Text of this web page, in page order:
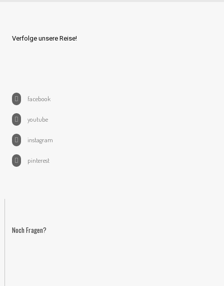
Verfolge unsere Reise!
facebook
youtube
instagram
pinterest
Noch Fragen?